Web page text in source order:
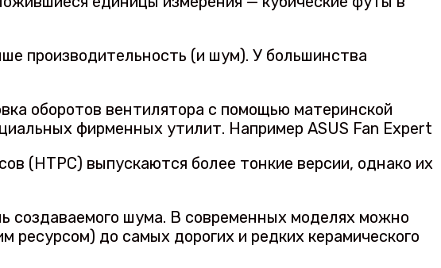
производительность (и шум). У большинства
оборотов вентилятора с помощью материнской
фирменных утилит. Например ASUS Fan Expert
(HTPC) выпускаются более тонкие версии, однако их
создаваемого шума. В современных моделях можно
ресурсом) до самых дорогих и редких керамического